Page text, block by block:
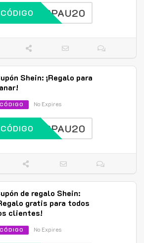
SPAU20
Shein: ¡Regalo para
CÓDIGO No Expires
SPAU20
de regalo Shein:
gratis para todos
clientes!
CÓDIGO No Expires